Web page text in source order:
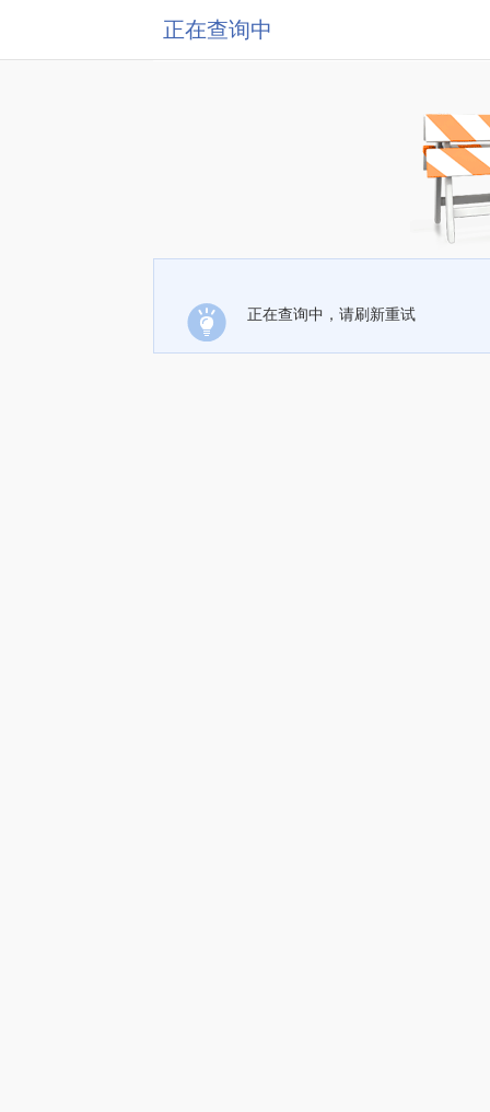
正在查询中
正在查询中，请刷新重试